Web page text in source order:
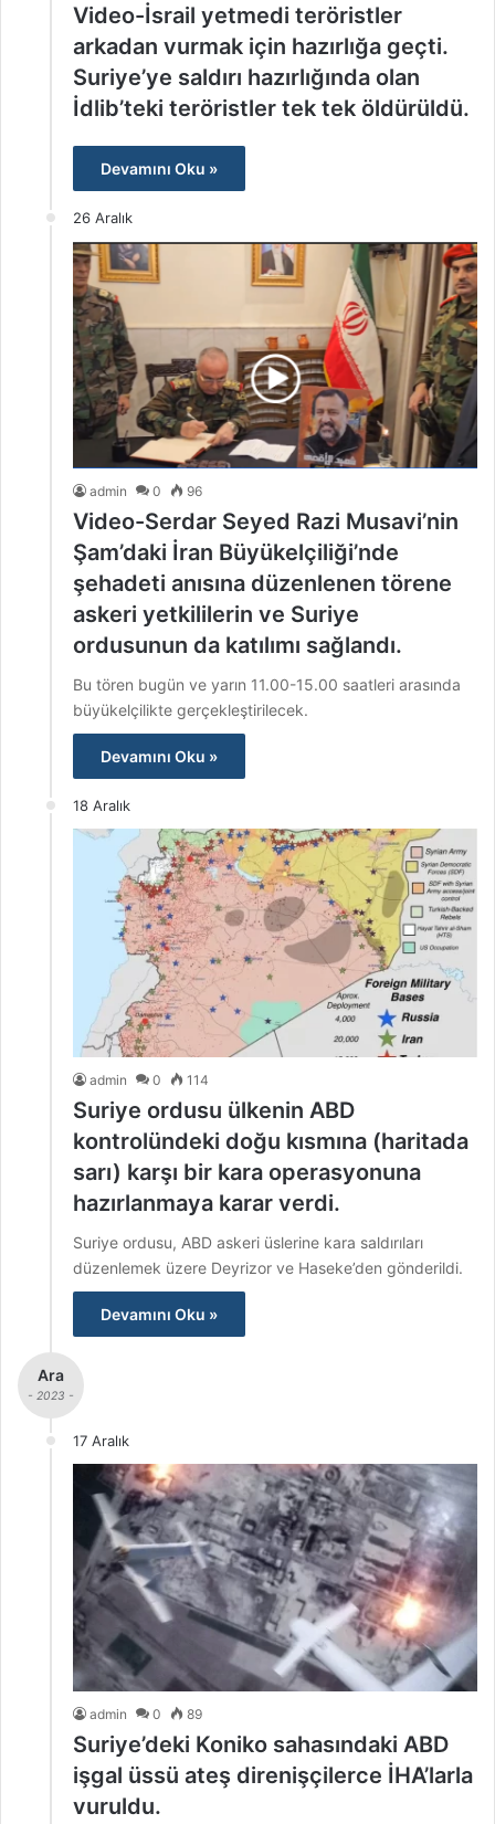
Video-İsrail yetmedi teröristler
arkadan vurmak için hazırlığa geçti.
Suriye’ye saldırı hazırlığında olan
İdlib’teki teröristler tek tek öldürüldü.
Devamını Oku »
26 Aralık
admin 0 96
Video-Serdar Seyed Razi Musavi’nin
Şam’daki İran Büyükelçiliği’nde
şehadeti anısına düzenlenen törene
askeri yetkililerin ve Suriye
ordusunun da katılımı sağlandı.
Bu tören bugün ve yarın 11.00-15.00 saatleri arasında
büyükelçilikte gerçekleştirilecek.
Devamını Oku »
18 Aralık
admin 0 114
Suriye ordusu ülkenin ABD
kontrolündeki doğu kısmına (haritada
sarı) karşı bir kara operasyonuna
hazırlanmaya karar verdi.
Suriye ordusu, ABD askeri üslerine kara saldırıları
düzenlemek üzere Deyrizor ve Haseke’den gönderildi.
Devamını Oku »
Ara
- 2023 -
17 Aralık
admin 0 89
Suriye’deki Koniko sahasındaki ABD
işgal üssü ateş direnişçilerce İHA’larla
vuruldu.